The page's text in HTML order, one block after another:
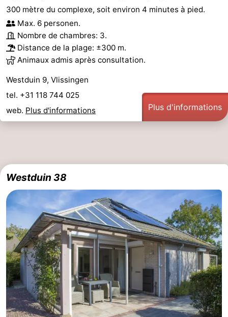
300 mètre du complexe, soit environ 4 minutes à pied.
Max. 6 personen.
Nombre de chambres: 3.
Distance de la plage: ±300 m.
Animaux admis après consultation.
Westduin 9, Vlissingen
tel. +31 118 744 025
web. Plus d'informations Plus d'informations
Westduin 38